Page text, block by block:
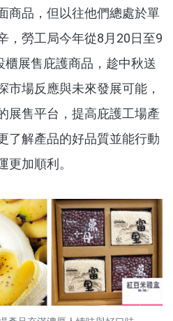
商品，但以往他們總處於單
，勞工局今年從8月20日至9
櫃展售庇護商品，趁中秋送
市場反應與未來發展可能，
展售平台，提高庇護工場產
了解產品的好品質並能行動
更加順利。